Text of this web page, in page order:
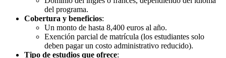
del programa.
Cobertura y beneficios:
Un monto de hasta 8,400 euros al año.
Exención parcial de matrícula (los estudiantes solo
deben pagar un costo administrativo reducido).
Tipo de estudios que ofrece: